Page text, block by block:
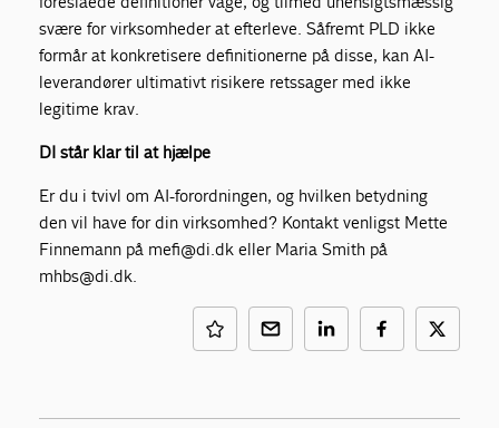
svære for virksomheder at efterleve. Såfremt PLD ikke
formår at konkretisere definitionerne på disse, kan AI-
leverandører ultimativt risikere retssager med ikke
legitime krav.
DI står klar til at hjælpe
Er du i tvivl om AI-forordningen, og hvilken betydning
den vil have for din virksomhed? Kontakt venligst Mette
Finnemann på mefi@di.dk eller Maria Smith på
mhbs@di.dk.